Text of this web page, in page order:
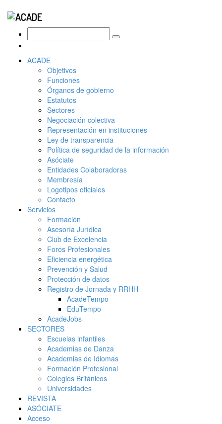
ACADE
Objetivos
Funciones
Órganos de gobierno
Estatutos
Sectores
Negociación colectiva
Representación en instituciones
Ley de transparencia
Política de seguridad de la información
Asóciate
Entidades Colaboradoras
Membresía
Logotipos oficiales
Contacto
Servicios
Formación
Asesoría Jurídica
Club de Excelencia
Foros Profesionales
Eficiencia energética
Prevención y Salud
Protección de datos
Registro de Jornada y RRHH
AcadeTempo
EduTempo
AcadeJobs
SECTORES
Escuelas infantiles
Academias de Danza
Academias de Idiomas
Formación Profesional
Colegios Británicos
Universidades
REVISTA
ASÓCIATE
Acceso